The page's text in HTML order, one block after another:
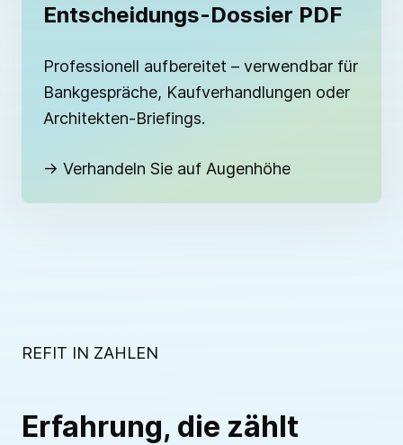
Entscheidungs-Dossier PDF
Professionell aufbereitet – verwendbar für
Bankgespräche, Kaufverhandlungen oder
Architekten-Briefings.
→ Verhandeln Sie auf Augenhöhe
REFIT IN ZAHLEN
Erfahrung, die zählt